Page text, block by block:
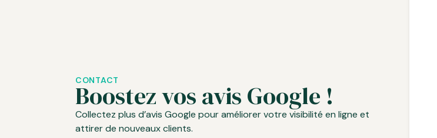
CONTACT
Boostez vos avis Google !
Collectez plus d’avis Google pour améliorer votre visibilité en ligne et
attirer de nouveaux clients.